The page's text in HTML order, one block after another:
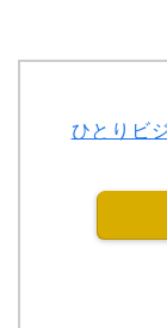
ひとりビ